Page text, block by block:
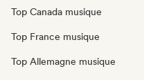
Top Canada musique
Top France musique
Top Allemagne musique